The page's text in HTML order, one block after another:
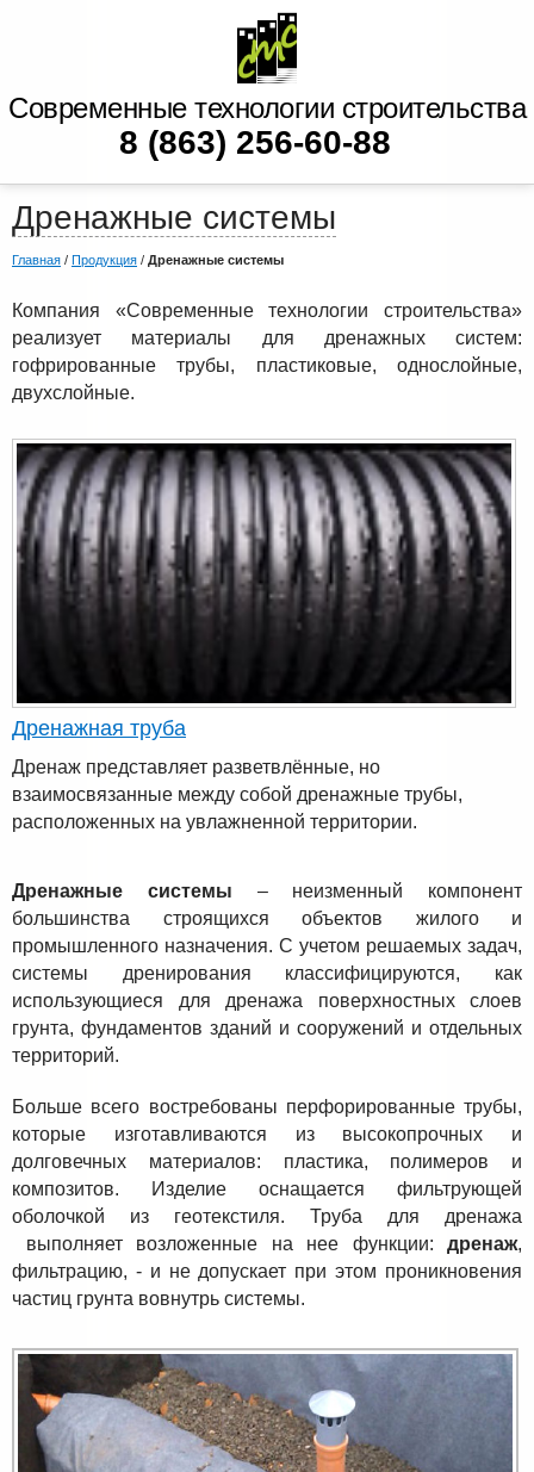
Современные технологии строительства
8 (863) 256-60-88
Дренажные системы
Главная / Продукция / Дренажные системы
Компания «Современные технологии строительства»
реализует материалы для дренажных систем:
гофрированные трубы, пластиковые, однослойные,
двухслойные.
Дренажная труба
Дренаж представляет разветвлённые, но
взаимосвязанные между собой дренажные трубы,
расположенных на увлажненной территории.
Дренажные системы – неизменный компонент
большинства строящихся объектов жилого и
промышленного назначения. С учетом решаемых задач,
системы дренирования классифицируются, как
использующиеся для дренажа поверхностных слоев
грунта, фундаментов зданий и сооружений и отдельных
территорий.
Больше всего востребованы перфорированные трубы,
которые изготавливаются из высокопрочных и
долговечных материалов: пластика, полимеров и
композитов. Изделие оснащается фильтрующей
оболочкой из геотекстиля. Труба для дренажа
выполняет возложенные на нее функции: дренаж,
фильтрацию, - и не допускает при этом проникновения
частиц грунта вовнутрь системы.